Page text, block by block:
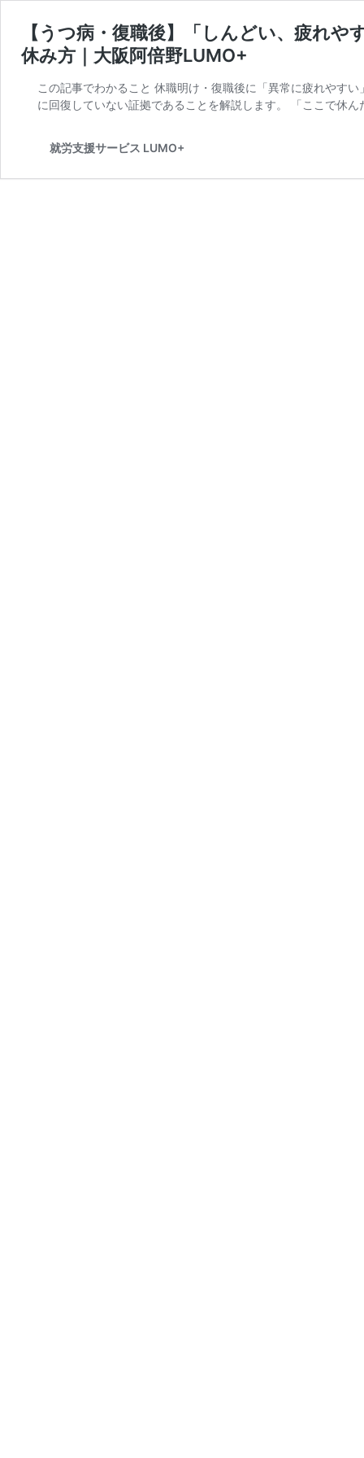
【うつ病・復職後】「しんどい、疲れ
休み方｜大阪阿倍野LUMO+
この記事でわかること 休職明け・復職後に「異常に疲れやす
に回復していない証拠であることを解説します。 「ここで休
就労支援サービス LUMO+